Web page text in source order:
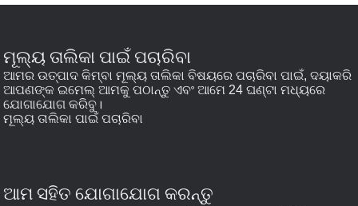
ମୂଲ୍ୟ ତାଲିକା ପାଇଁ ପଚାରିବା
ଆମର ଉତ୍ପାଦ କିମ୍ବା ମୂଲ୍ୟ ତାଲିକା ବିଷୟରେ ପଚାରିବା ପାଇଁ, ଦୟାକରି
ଆପଣଙ୍କ ଇମେଲ୍ ଆମକୁ ପଠାନ୍ତୁ ଏବଂ ଆମେ 24 ଘଣ୍ଟା ମଧ୍ୟରେ
ଯୋଗାଯୋଗ କରିବୁ।
ମୂଲ୍ୟ ତାଲିକା ପାଇଁ ପଚାରିବା
ଆମ ସହିତ ଯୋଗାଯୋଗ କରନ୍ତୁ